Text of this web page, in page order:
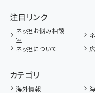
注目リンク
ネッ担お悩み相談
室
ネッ担について
カテゴリ
海外情報